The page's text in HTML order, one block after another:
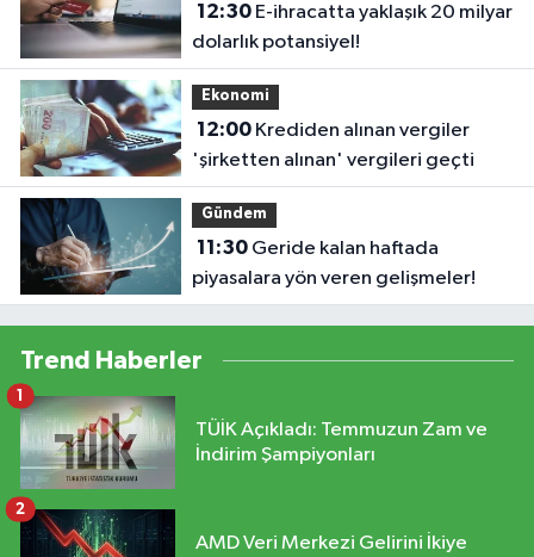
12:30E-ihracatta yaklaşık 20 milyar
dolarlık potansiyel!
Ekonomi
12:00Krediden alınan vergiler
'şirketten alınan' vergileri geçti
Gündem
11:30Geride kalan haftada
piyasalara yön veren gelişmeler!
Trend Haberler
TÜİK Açıkladı: Temmuzun Zam ve
İndirim Şampiyonları
1
AMD Veri Merkezi Gelirini İkiye
2